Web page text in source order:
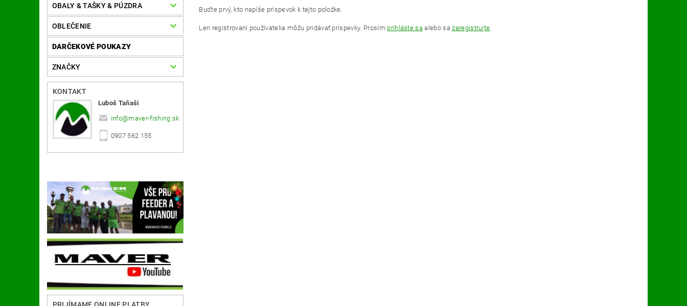
OBALY & TAŠKY & PÚZDRA
OBLEČENIE
DARČEKOVÉ POUKAZY
ZNAČKY
KONTAKT
Luboš Taňaši
info@maver-fishing.sk
0907 562 155
PRIJÍMAME ONLINE PLATBY
Buďte prvý, kto napíše príspevok k tejto položke.
Len registrovaní používatelia môžu pridávať príspevky. Prosím prihláste sa alebo sazaregistrujte.